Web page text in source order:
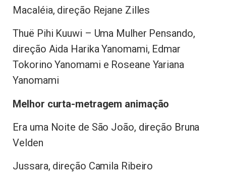
Macaléia, direção Rejane Zilles
Thuë Pihi Kuuwi – Uma Mulher Pensando,
direção Aida Harika Yanomami, Edmar
Tokorino Yanomami e Roseane Yariana
Yanomami
Melhor curta-metragem animação
Era uma Noite de São João, direção Bruna
Velden
Jussara, direção Camila Ribeiro